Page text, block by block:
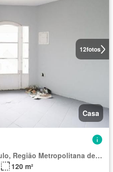
12fotos
Casa
Região Imediata de São Paulo, Região Metropolitana de São Paulo
120 m²